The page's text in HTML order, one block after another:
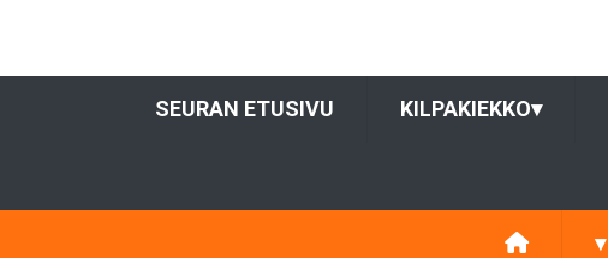
SEURAN ETUSIVU KILPAKIEKKO▾
▾